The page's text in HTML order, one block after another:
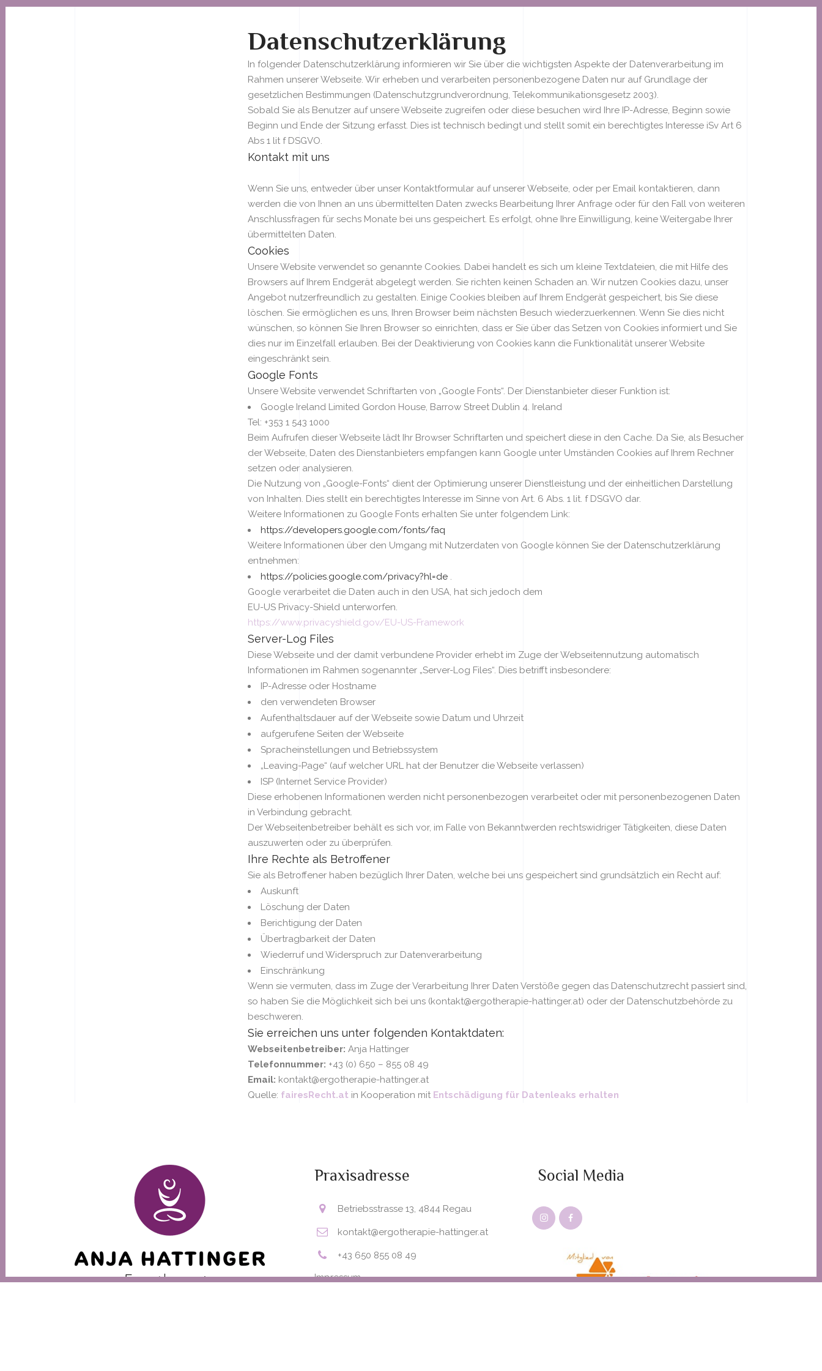
Datenschutzerklärung
In folgender Datenschutzerklärung informieren wir Sie über die wichtigsten Aspekte der Datenverarbeitung im
Rahmen unserer Webseite. Wir erheben und verarbeiten personenbezogene Daten nur auf Grundlage der
gesetzlichen Bestimmungen (Datenschutzgrundverordnung, Telekommunikationsgesetz 2003).
Sobald Sie als Benutzer auf unsere Webseite zugreifen oder diese besuchen wird Ihre IP-Adresse, Beginn sowie
Beginn und Ende der Sitzung erfasst. Dies ist technisch bedingt und stellt somit ein berechtigtes Interesse iSv Art 6
Abs 1 lit f DSGVO.
Kontakt mit uns
Wenn Sie uns, entweder über unser Kontaktformular auf unserer Webseite, oder per Email kontaktieren, dann
werden die von Ihnen an uns übermittelten Daten zwecks Bearbeitung Ihrer Anfrage oder für den Fall von weiteren
Anschlussfragen für sechs Monate bei uns gespeichert. Es erfolgt, ohne Ihre Einwilligung, keine Weitergabe Ihrer
übermittelten Daten.
Cookies
Unsere Website verwendet so genannte Cookies. Dabei handelt es sich um kleine Textdateien, die mit Hilfe des
Browsers auf Ihrem Endgerät abgelegt werden. Sie richten keinen Schaden an. Wir nutzen Cookies dazu, unser
Angebot nutzerfreundlich zu gestalten. Einige Cookies bleiben auf Ihrem Endgerät gespeichert, bis Sie diese
löschen. Sie ermöglichen es uns, Ihren Browser beim nächsten Besuch wiederzuerkennen. Wenn Sie dies nicht
wünschen, so können Sie Ihren Browser so einrichten, dass er Sie über das Setzen von Cookies informiert und Sie
dies nur im Einzelfall erlauben. Bei der Deaktivierung von Cookies kann die Funktionalität unserer Website
eingeschränkt sein.
Google Fonts
Unsere Website verwendet Schriftarten von „Google Fonts“. Der Dienstanbieter dieser Funktion ist:
Google Ireland Limited Gordon House, Barrow Street Dublin 4. Ireland
Tel: +353 1 543 1000
Beim Aufrufen dieser Webseite lädt Ihr Browser Schriftarten und speichert diese in den Cache. Da Sie, als Besucher
der Webseite, Daten des Dienstanbieters empfangen kann Google unter Umständen Cookies auf Ihrem Rechner
setzen oder analysieren.
Die Nutzung von „Google-Fonts“ dient der Optimierung unserer Dienstleistung und der einheitlichen Darstellung
von Inhalten. Dies stellt ein berechtigtes Interesse im Sinne von Art. 6 Abs. 1 lit. f DSGVO dar.
Weitere Informationen zu Google Fonts erhalten Sie unter folgendem Link:
https://developers.google.com/fonts/faq
Weitere Informationen über den Umgang mit Nutzerdaten von Google können Sie der Datenschutzerklärung
entnehmen:
https://policies.google.com/privacy?hl=de .
Google verarbeitet die Daten auch in den USA, hat sich jedoch dem
EU-US Privacy-Shield unterworfen.
https://www.privacyshield.gov/EU-US-Framework
Server-Log Files
Diese Webseite und der damit verbundene Provider erhebt im Zuge der Webseitennutzung automatisch
Informationen im Rahmen sogenannter „Server-Log Files“. Dies betrifft insbesondere:
IP-Adresse oder Hostname
den verwendeten Browser
Aufenthaltsdauer auf der Webseite sowie Datum und Uhrzeit
aufgerufene Seiten der Webseite
Spracheinstellungen und Betriebssystem
„Leaving-Page“ (auf welcher URL hat der Benutzer die Webseite verlassen)
ISP (Internet Service Provider)
Diese erhobenen Informationen werden nicht personenbezogen verarbeitet oder mit personenbezogenen Daten
in Verbindung gebracht.
Der Webseitenbetreiber behält es sich vor, im Falle von Bekanntwerden rechtswidriger Tätigkeiten, diese Daten
auszuwerten oder zu überprüfen.
Ihre Rechte als Betroffener
Sie als Betroffener haben bezüglich Ihrer Daten, welche bei uns gespeichert sind grundsätzlich ein Recht auf:
Auskunft
Löschung der Daten
Berichtigung der Daten
Übertragbarkeit der Daten
Wiederruf und Widerspruch zur Datenverarbeitung
Einschränkung
Wenn sie vermuten, dass im Zuge der Verarbeitung Ihrer Daten Verstöße gegen das Datenschutzrecht passiert sind,
so haben Sie die Möglichkeit sich bei uns (kontakt@ergotherapie-hattinger.at) oder der Datenschutzbehörde zu
beschweren.
Sie erreichen uns unter folgenden Kontaktdaten:
Webseitenbetreiber: Anja Hattinger
Telefonnummer: +43 (0) 650 – 855 08 49
Email: kontakt@ergotherapie-hattinger.at
Quelle: fairesRecht.at in Kooperation mit Entschädigung für Datenleaks erhalten
Praxisadresse
Betriebsstrasse 13, 4844 Regau
kontakt@ergotherapie-hattinger.at
+43 650 855 08 49
Impressum
Social Media